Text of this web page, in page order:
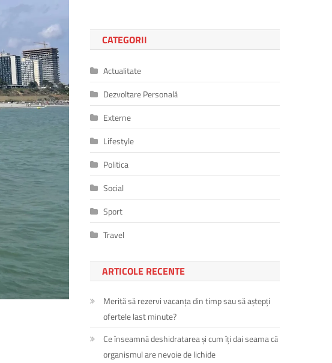
CATEGORII
Actualitate
Dezvoltare Personală
Externe
Lifestyle
Politica
Social
Sport
Travel
ARTICOLE RECENTE
Merită să rezervi vacanța din timp sau să aștepți
ofertele last minute?
Ce înseamnă deshidratarea și cum îți dai seama că
organismul are nevoie de lichide